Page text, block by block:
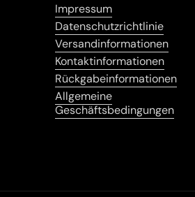
Impressum
Datenschutzrichtlinie
Versandinformationen
Kontaktinformationen
Rückgabeinformationen
Allgemeine
Geschäftsbedingungen